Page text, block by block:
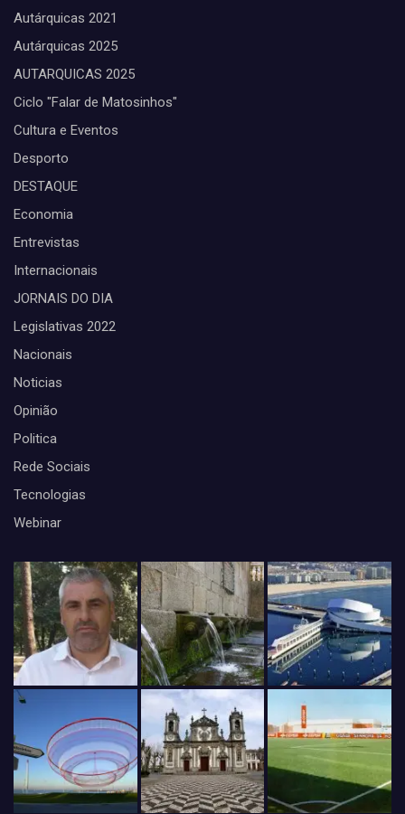
Autárquicas 2021
Autárquicas 2025
AUTARQUICAS 2025
Ciclo "Falar de Matosinhos"
Cultura e Eventos
Desporto
DESTAQUE
Economia
Entrevistas
Internacionais
JORNAIS DO DIA
Legislativas 2022
Nacionais
Noticias
Opinião
Politica
Rede Sociais
Tecnologias
Webinar